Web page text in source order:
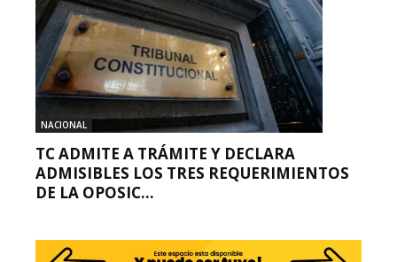
NACIONAL
TC ADMITE A TRÁMITE Y DECLARA
ADMISIBLES LOS TRES REQUERIMIENTOS
DE LA OPOSIC...